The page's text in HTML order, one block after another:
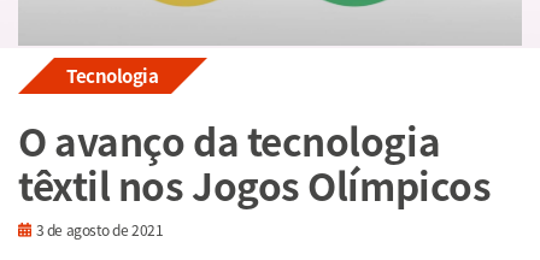
Tecnologia
O avanço da tecnologia
têxtil nos Jogos Olímpicos
3 de agosto de 2021